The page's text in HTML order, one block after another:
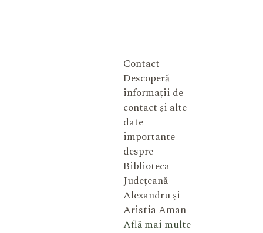
Contact
Descoperă
informații de
contact și alte
date
importante
despre
Biblioteca
Județeană
Alexandru și
Aristia Aman
Află mai multe